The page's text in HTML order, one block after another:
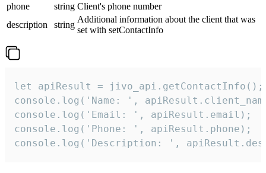
phone
string Client's phone number
description
string
Additional information about the client that was
set with setContactInfo
let apiResult = jivo_api.getContactInfo();
console.log('Name: ',
console.log('Email: ', apiResult.email);
console.log('Phone: ', apiResult.phone);
console.log('Description: ',